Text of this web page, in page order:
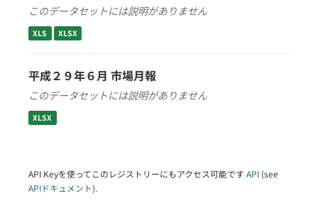
このデータセットには説明がありません
XLS XLSX
平成２９年６月 市場月報
このデータセットには説明がありません
XLSX
API Keyを使ってこのレジストリーにもアクセス可能です API (see
APIドキュメント).